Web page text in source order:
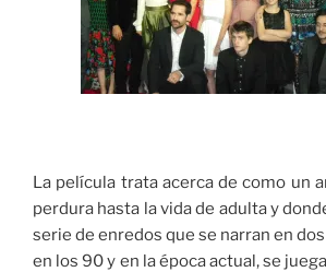
La película trata acerca de como un
perdura hasta la vida de adulta y
serie de enredos que se narran en
en los 90 y en la época actual, se